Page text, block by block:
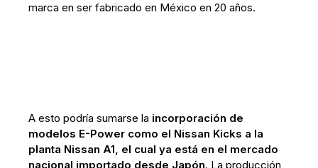
marca en ser fabricado en México en 20 años.
A esto podría sumarse la incorporación de
modelos E-Power como el Nissan Kicks a la
planta Nissan A1, el cual ya está en el mercado
nacional importado desde Japón. La producción